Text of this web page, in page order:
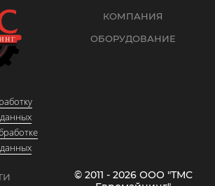
КОМПАНИЯ
ОБОРУДОВАНИЕ
© 2011 - 2026 ООО "ТМС